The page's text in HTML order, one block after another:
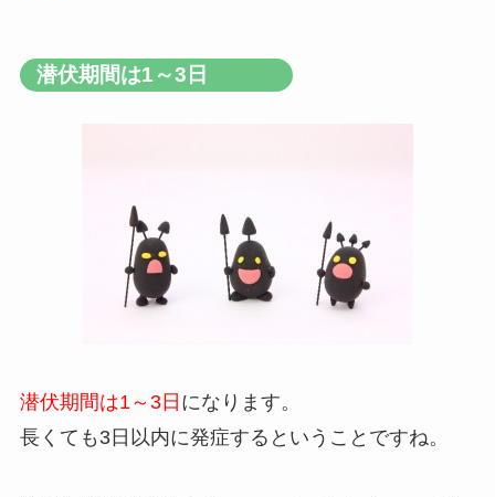
潜伏期間は1～3日
潜伏期間は1～3日 になります。
長くても3日以内に発症するということですね。